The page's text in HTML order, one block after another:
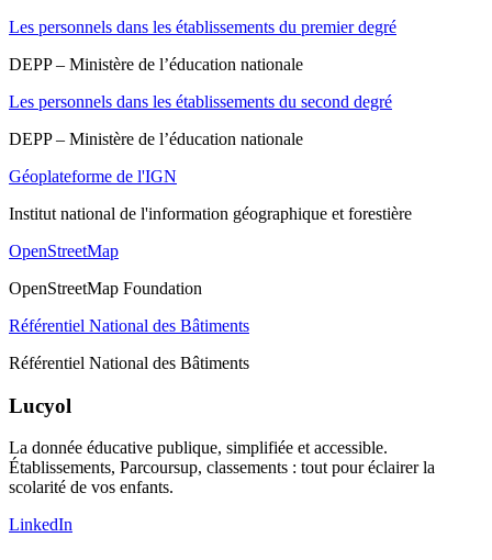
Les personnels dans les établissements du premier degré
DEPP – Ministère de l’éducation nationale
Les personnels dans les établissements du second degré
DEPP – Ministère de l’éducation nationale
Géoplateforme de l'IGN
Institut national de l'information géographique et forestière
OpenStreetMap
OpenStreetMap Foundation
Référentiel National des Bâtiments
Référentiel National des Bâtiments
Lucyol
La donnée éducative publique, simplifiée et accessible.
Établissements, Parcoursup, classements : tout pour éclairer la
scolarité de vos enfants.
LinkedIn